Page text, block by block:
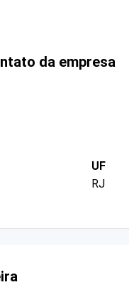
da empresa
UF
RJ